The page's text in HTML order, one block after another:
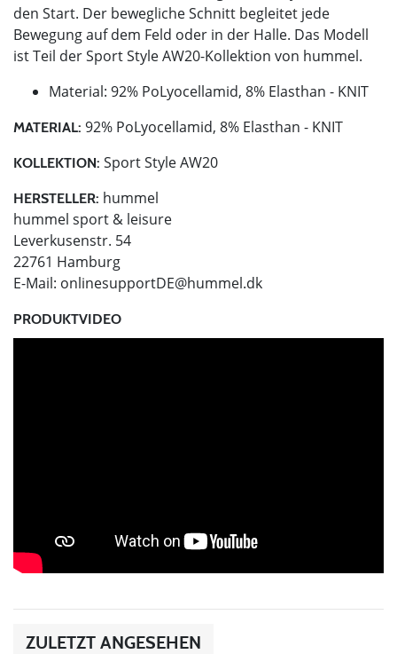
den Start. Der bewegliche Schnitt begleitet jede
Bewegung auf dem Feld oder in der Halle. Das Modell
ist Teil der Sport Style AW20-Kollektion von hummel.
Material: 92% PoLyocellamid, 8% Elasthan - KNIT
MATERIAL: 92% PoLyocellamid, 8% Elasthan - KNIT
KOLLEKTION: Sport Style AW20
HERSTELLER: hummel
hummel sport & leisure
Leverkusenstr. 54
22761 Hamburg
E-Mail: onlinesupportDE@hummel.dk
PRODUKTVIDEO
ZULETZT ANGESEHEN